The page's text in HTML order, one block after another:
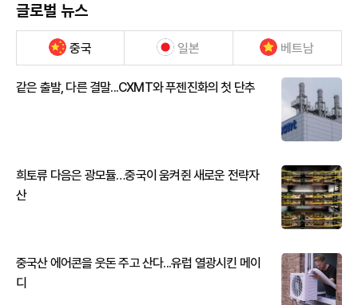
글로벌 뉴스
중국 일본 베트남
같은 출발, 다른 결말...CXMT와 푸젠진화의 첫 단추
희토류 다음은 광모듈…중국이 움켜쥔 새로운 전략자
산
중국산 에어콘을 웃돈 주고 산다...유럽 열광시킨 메이
디